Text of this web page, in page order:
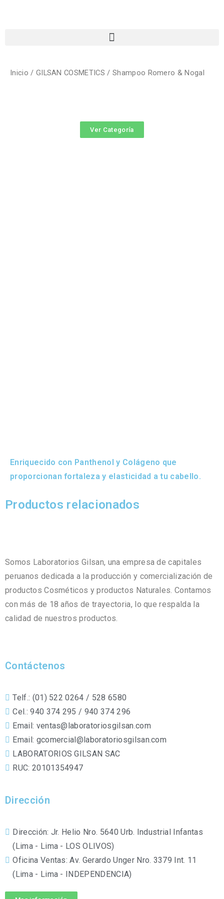
Inicio / GILSAN COSMETICS / Shampoo Romero & Nogal
Ver Categoría
Enriquecido con Panthenol y Colágeno que
proporcionan fortaleza y elasticidad a tu cabello.
Productos relacionados
Somos Laboratorios Gilsan, una empresa de capitales
peruanos dedicada a la producción y comercialización de
productos Cosméticos y productos Naturales. Contamos
con más de 18 años de trayectoria, lo que respalda la
calidad de nuestros productos.
Contáctenos
Telf.: (01) 522 0264 / 528 6580
Cel.: 940 374 295 / 940 374 296
Email: ventas@laboratoriosgilsan.com
Email: gcomercial@laboratoriosgilsan.com
LABORATORIOS GILSAN SAC
RUC: 20101354947
Dirección
Dirección: Jr. Helio Nro. 5640 Urb. Industrial Infantas
(Lima - Lima - LOS OLIVOS)
Oficina Ventas: Av. Gerardo Unger Nro. 3379 Int. 11
(Lima - Lima - INDEPENDENCIA)